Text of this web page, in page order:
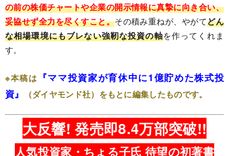
の前の株価チャートや企業の開示情報に真摯に向き合い、
妥協せず全力を尽くすこと。その積み重ねが、やがてどん
な相場環境にもブレない強靭な投資の軸を作ってくれま
す。
※本稿は 『ママ投資家が育休中に1億貯めた株式投
資』
（ダイヤモンド社）をもとに編集したものです。
大反響! 発売即8.4万部突破!!
人気投資家・ちょる子氏 待望の初著書